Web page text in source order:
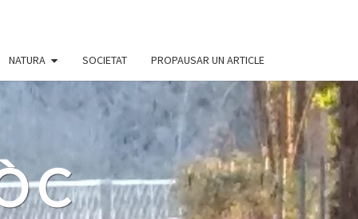
NATURA SOCIETAT PROPAUSAR UN ARTICLE